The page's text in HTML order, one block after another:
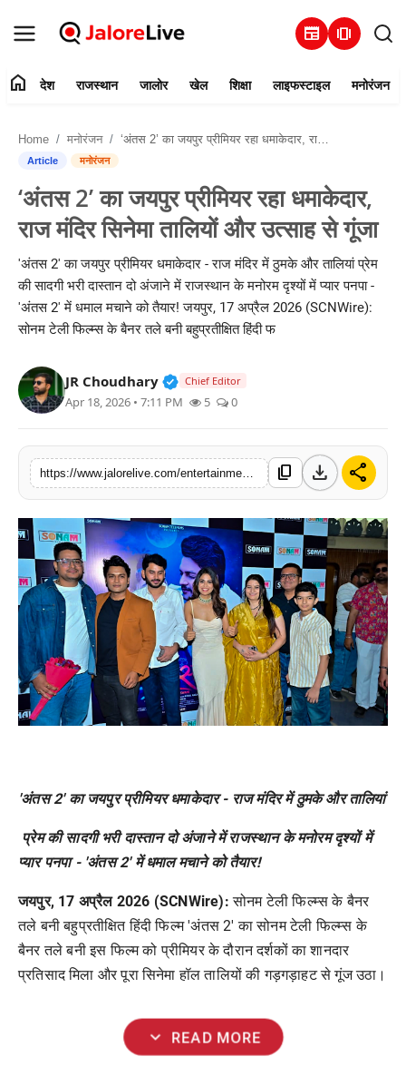
newspaper amp_stories
संपर्क करें
देश
जालोर
खेल
शिक्षा
मनोरंजन
तकनीक
विशेष
बिज़नेस
home देश राजस्थान जालोर खेल शिक्षा लाइफस्टाइल मनोरंजन
Home मनोरंजन ‘अंतस 2’ का जयपुर प्रीमियर रहा धमाकेदार, राज मंदिर सिनेमा तालियों और उत्साह से गूंजा
Article मनोरंजन
‘अंतस 2’ का जयपुर प्रीमियर रहा धमाकेदार,
राज मंदिर सिनेमा तालियों और उत्साह से गूंजा
'अंतस 2' का जयपुर प्रीमियर धमाकेदार - राज मंदिर में ठुमके और तालियां प्रेम
की सादगी भरी दास्तान दो अंजाने में राजस्थान के मनोरम दृश्यों में प्यार पनपा -
'अंतस 2' में धमाल मचाने को तैयार! जयपुर, 17 अप्रैल 2026 (SCNWire):
सोनम टेली फिल्म्स के बैनर तले बनी बहुप्रतीक्षित हिंदी फ
JR Choudhary Verified Public Figure • 30 Mar,
Chief Editor
Apr 18, 2026 • 7:11 PM 5 0
content_copy download share
'अंतस 2' का जयपुर प्रीमियर धमाकेदार - राज मंदिर में ठुमके और तालियां
प्रेम की सादगी भरी दास्तान दो अंजाने में राजस्थान के मनोरम दृश्यों में
प्यार पनपा - 'अंतस 2' में धमाल मचाने को तैयार!
जयपुर, 17 अप्रैल 2026 (SCNWire): सोनम टेली फिल्म्स के बैनर
तले बनी बहुप्रतीक्षित हिंदी फिल्म 'अंतस 2' का सोनम टेली फिल्म्स के
बैनर तले बनी इस फिल्म को प्रीमियर के दौरान दर्शकों का शानदार
प्रतिसाद मिला और पूरा सिनेमा हॉल तालियों की गड़गड़ाहट से गूंज उठा।
expand_more READ MORE